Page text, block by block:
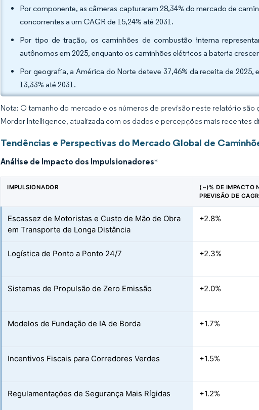
Por componente, as câmeras capturaram 28,34% do mercado de
concorrentes a um CAGR de 15,24% até 2031.
Por tipo de tração, os caminhões de combustão interna
autônomos em 2025, enquanto os caminhões elétricos a bateria
Por geografia, a América do Norte deteve 37,46% da receita de
13,33% até 2031.
Nota: O tamanho do mercado e os números de previsão neste relatório
Mordor Intelligence, atualizada com os dados e percepções mais recentes
Tendências e Perspectivas do Mercado Global de
Análise de Impacto dos Impulsionadores*
IMPULSIONADOR
(~)% DE IMPACTO
PREVISÃO DE CAGR
Escassez de Motoristas e Custo de Mão de Obra
em Transporte de Longa Distância
+2.8%
Logística de Ponto a Ponto 24/7 +2.3%
Sistemas de Propulsão de Zero Emissão +2.0%
Modelos de Fundação de IA de Borda +1.7%
Incentivos Fiscais para Corredores Verdes +1.5%
Regulamentações de Segurança Mais Rígidas +1.2%